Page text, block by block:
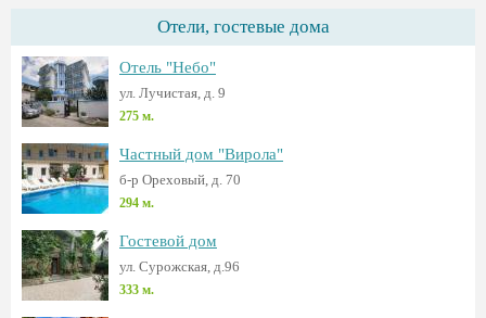
Отели, гостевые дома
Отель "Небо"
ул. Лучистая, д. 9
275 м.
Частный дом "Вирола"
б-р Ореховый, д. 70
294 м.
Гостевой дом
ул. Сурожская, д.96
333 м.